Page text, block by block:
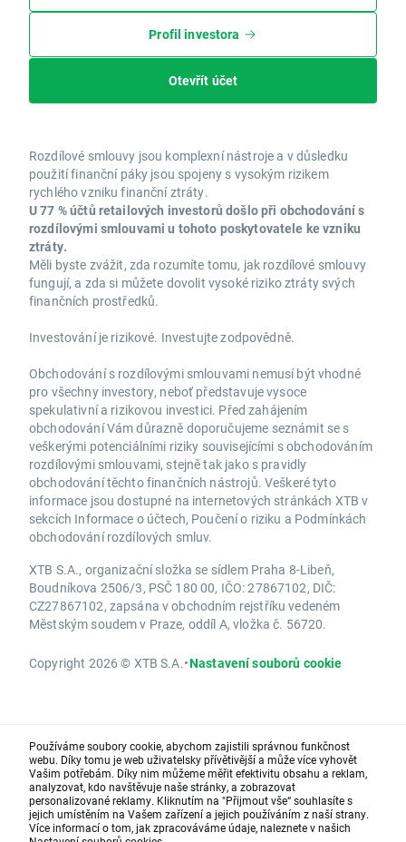
Profil investora
Otevřít účet
Rozdílové smlouvy jsou komplexní nástroje a v důsledku
použití finanční páky jsou spojeny s vysokým rizikem
rychlého vzniku finanční ztráty.
U 77 % účtů retailových investorů došlo při obchodování s
rozdílovými smlouvami u tohoto poskytovatele ke vzniku
ztráty.
Měli byste zvážit, zda rozumíte tomu, jak rozdílové smlouvy
fungují, a zda si můžete dovolit vysoké riziko ztráty svých
finančních prostředků.
Investování je rizikové. Investujte zodpovědně.
Obchodování s rozdílovými smlouvami nemusí být vhodné
pro všechny investory, neboť představuje vysoce
spekulativní a rizikovou investici. Před zahájením
obchodování Vám důrazně doporučujeme seznámit se s
veškerými potenciálními riziky souvisejícími s obchodováním
rozdílovými smlouvami, stejně tak jako s pravidly
obchodování těchto finančních nástrojů. Veškeré tyto
informace jsou dostupné na internetových stránkách XTB v
sekcích Informace o účtech, Poučení o riziku a Podmínkách
obchodování rozdílových smluv.
XTB S.A., organizační složka se sídlem Praha 8-Libeň,
Boudníkova 2506/3, PSČ 180 00, IČO: 27867102, DIČ:
CZ27867102, zapsána v obchodním rejstříku vedeném
Městským soudem v Praze, oddíl A, vložka č. 56720.
Copyright 2026 © XTB S.A.•Nastavení souborů cookie
Používáme soubory cookie, abychom zajistili správnou funkčnost
webu. Díky tomu je web uživatelsky přívětivější a může více vyhovět
Vašim potřebám. Díky nim můžeme měřit efektivitu obsahu a reklam,
analyzovat, kdo navštěvuje naše stránky, a zobrazovat
personalizované reklamy. Kliknutím na "Přijmout vše“ souhlasíte s
jejich umístěním na Vašem zařízení a jejich používáním z naší strany.
Více informací o tom, jak zpracováváme údaje, naleznete v našich